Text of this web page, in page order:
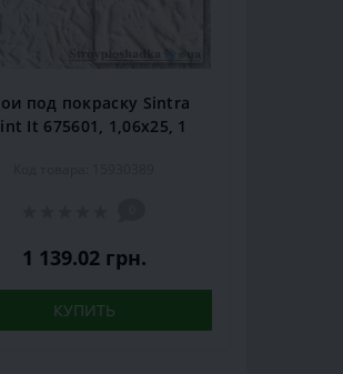
под покраску Sintra
It 675601, 1,06x25, 1
1 139.02 грн.
КУПИТЬ